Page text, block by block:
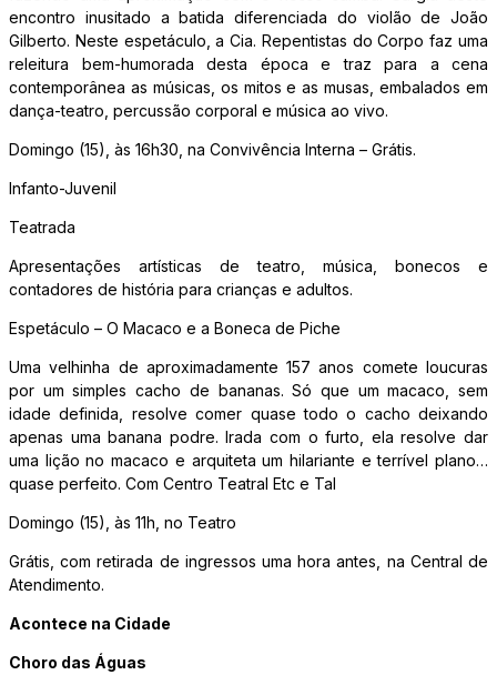
encontro inusitado a batida diferenciada do violão de João
Gilberto. Neste espetáculo, a Cia. Repentistas do Corpo faz uma
releitura bem-humorada desta época e traz para a cena
contemporânea as músicas, os mitos e as musas, embalados em
dança-teatro, percussão corporal e música ao vivo.
Domingo (15), às 16h30, na Convivência Interna – Grátis.
Infanto-Juvenil
Teatrada
Apresentações artísticas de teatro, música, bonecos e
contadores de história para crianças e adultos.
Espetáculo – O Macaco e a Boneca de Piche
Uma velhinha de aproximadamente 157 anos comete loucuras
por um simples cacho de bananas. Só que um macaco, sem
idade definida, resolve comer quase todo o cacho deixando
apenas uma banana podre. Irada com o furto, ela resolve dar
uma lição no macaco e arquiteta um hilariante e terrível plano…
quase perfeito. Com Centro Teatral Etc e Tal
Domingo (15), às 11h, no Teatro
Grátis, com retirada de ingressos uma hora antes, na Central de
Atendimento.
Acontece na Cidade
Choro das Águas